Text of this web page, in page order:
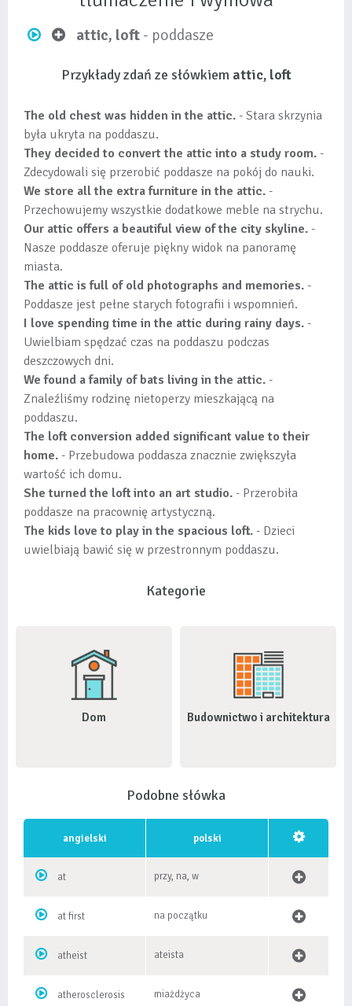
attic, loft - poddasze
Przykłady zdań ze słówkiem attic, loft
The old chest was hidden in the attic. - Stara skrzynia
była ukryta na poddaszu.
They decided to convert the attic into a study room. -
Zdecydowali się przerobić poddasze na pokój do nauki.
We store all the extra furniture in the attic. -
Przechowujemy wszystkie dodatkowe meble na strychu.
Our attic offers a beautiful view of the city skyline. -
Nasze poddasze oferuje piękny widok na panoramę
miasta.
The attic is full of old photographs and memories. -
Poddasze jest pełne starych fotografii i wspomnień.
I love spending time in the attic during rainy days. -
Uwielbiam spędzać czas na poddaszu podczas
deszczowych dni.
We found a family of bats living in the attic. -
Znaleźliśmy rodzinę nietoperzy mieszkającą na
poddaszu.
The loft conversion added significant value to their
home. - Przebudowa poddasza znacznie zwiększyła
wartość ich domu.
She turned the loft into an art studio. - Przerobiła
poddasze na pracownię artystyczną.
The kids love to play in the spacious loft. - Dzieci
uwielbiają bawić się w przestronnym poddaszu.
Kategorie
Dom Budownictwo i architektura
Podobne słówka
angielski polski
at przy, na, w
at first na początku
atheist ateista
atherosclerosis miażdżyca